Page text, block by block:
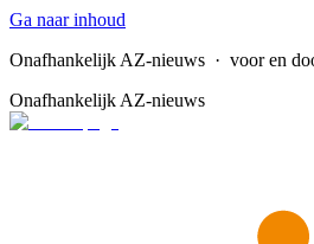
Ga naar inhoud
Onafhankelijk AZ-nieuws · voor en
Onafhankelijk AZ-nieuws